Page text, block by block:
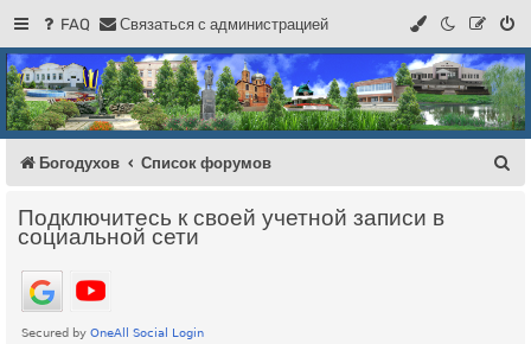
FAQ Связаться с администрацией
Регистрация
Форум Богодухова
Богодухов
Богодухов Список форумов
Подключитесь к своей учетной записи в
социальной сети